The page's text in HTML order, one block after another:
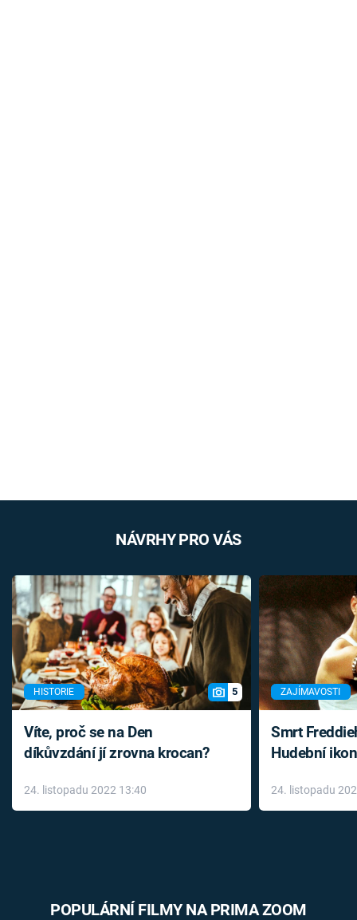
NÁVRHY PRO VÁS
HISTORIE 5
Víte, proč se na Den
díkůvzdání jí zrovna krocan?
24. listopadu 2022 13:40
ZAJÍMAVOSTI
Smrt
Hudební
léky
24. listopadu
POPULÁRNÍ FILMY NA PRIMA ZOOM